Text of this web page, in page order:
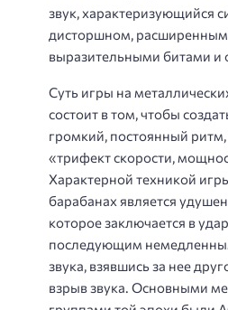
звук, характеризующийся
дисторшном,
выразительными битами и
Суть игры на
состоит в том, чтобы
громкий, постоянный ритм,
«трифект скорости,
Характерной техникой
барабанах является
которое заключается в
последующим
звука, взявшись за нее
взрыв звука. Основными